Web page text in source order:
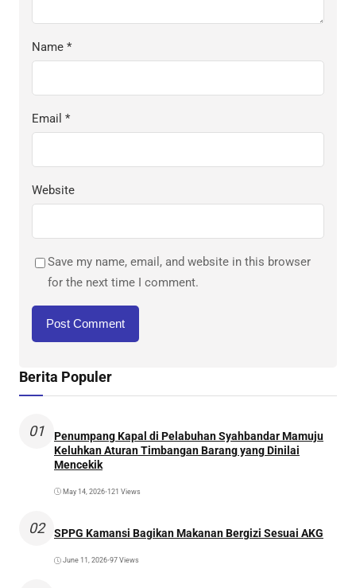
Name *
Email *
Website
Save my name, email, and website in this browser
for the next time I comment.
Berita Populer
01
Penumpang Kapal di Pelabuhan Syahbandar Mamuju
Keluhkan Aturan Timbangan Barang yang Dinilai
Mencekik
May 14, 2026•121 Views
02 SPPG Kamansi Bagikan Makanan Bergizi Sesuai AKG
June 11, 2026•97 Views